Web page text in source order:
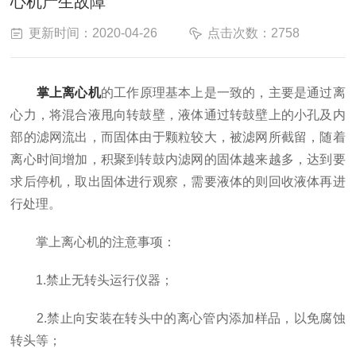
更新时间：2020-04-26 点击次数：2758
掌上离心机的工作原理基本上是一致的，主要是通过离
心力，将混合液甩向转鼓壁，液体通过转鼓壁上的小孔及内
部的滤网流出，而固体由于颗粒较大，被滤网所截留，随着
离心时间增加，积聚到转鼓内滤网的固体越来越多，达到要
求后停机，取出固体进行观察，需要液体的则回收液体再进
行处理。
掌上离心机的注意事项：
1.禁止无转头运行仪器；
2.禁止向安装在转头中的离心管内添加样品，以免腐蚀
转头等；